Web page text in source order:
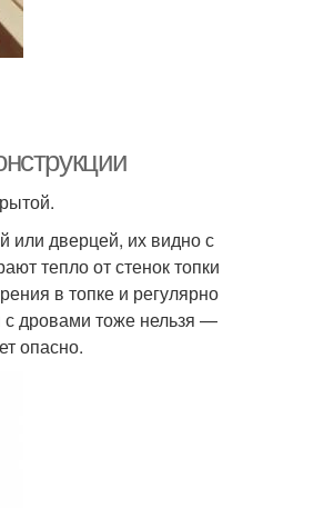
или дверцей, их видно с
тепло от стенок топки
в топке и регулярно
с дровами тоже нельзя —
опасно.